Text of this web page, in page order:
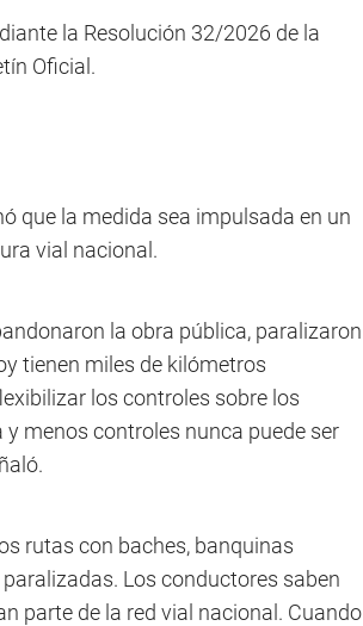
la Resolución 32/2026 de la
Oficial.
que la medida sea impulsada en un
vial nacional.
la obra pública, paralizaron
tienen miles de kilómetros
los controles sobre los
menos controles nunca puede ser
rutas con baches, banquinas
Los conductores saben
parte de la red vial nacional. Cuando